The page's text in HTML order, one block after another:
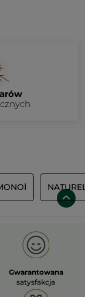
Gwarantowana
satysfakcja